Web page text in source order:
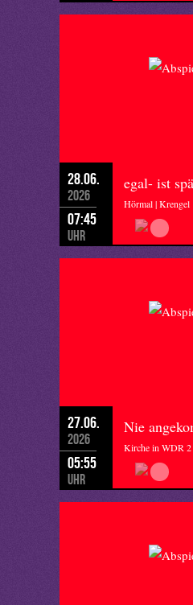
28.06.
2026
07:45
Uhr
egal- ist
Hörmal | Krengel
27.06.
2026
05:55
Uhr
Nie
Kirche in WDR 2